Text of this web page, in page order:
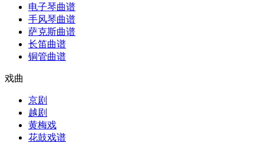
电子琴曲谱
手风琴曲谱
萨克斯曲谱
长笛曲谱
铜管曲谱
戏曲
京剧
越剧
黄梅戏
花鼓戏谱